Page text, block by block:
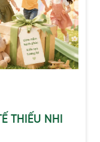
THIẾU NHI